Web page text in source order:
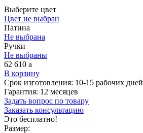
Выберите цвет
Цвет не выбран
Патина
Не выбрана
Ручки
Не выбраны
62 610 a
В корзину
Срок изготовления: 10-15 рабочих дней
Гарантия: 12 месяцев
Задать вопрос по товару
Заказать консультацию
Это бесплатно!
Размер: